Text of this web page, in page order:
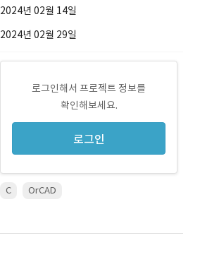
2024년 02월 14일
2024년 02월 29일
로그인해서 프로젝트 정보를
확인해보세요.
로그인
C OrCAD